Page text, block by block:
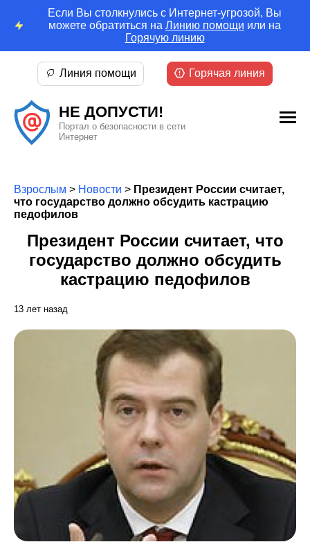
Если Вы столкнулись с Интернет-угрозой, Вы
можете обратиться на Линию помощи или на
Горячую линию
НЕ ДОПУСТИ!
Портал о безопасности в сети
Интернет
Линия помощи Горячая линия
Взрослым > Новости > Президент России считает,
что государство должно обсудить кастрацию
педофилов
Президент России считает, что
государство должно обсудить
кастрацию педофилов
13 лет назад